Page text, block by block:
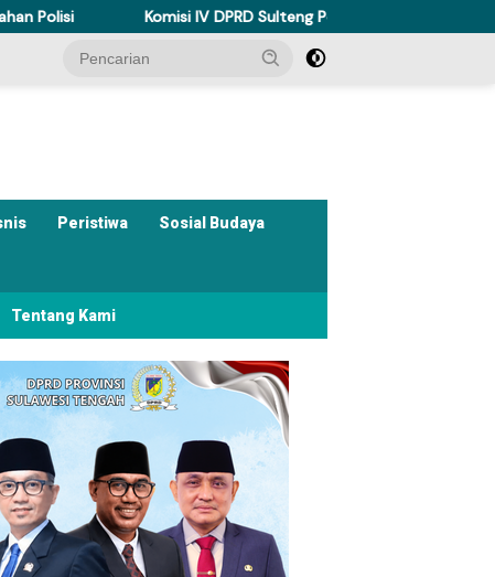
Komisi IV DPRD Sulteng Perkuat Perda Kesehatan Dukung
Peristiwa Sosial Budaya
Tentang Kami